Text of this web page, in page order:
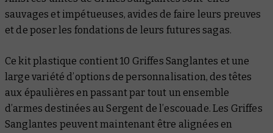
sauvages et impétueuses, avides de faire leurs preuves
et de poser les fondations de leurs futures sagas.
Ce kit plastique contient 10 Griffes Sanglantes et une
large variété d’options de personnalisation, des têtes
aux épaulières en passant par tout un ensemble
d’armes destinées au Sergent de l’escouade. Les Griffes
Sanglantes peuvent maintenant être alignées en